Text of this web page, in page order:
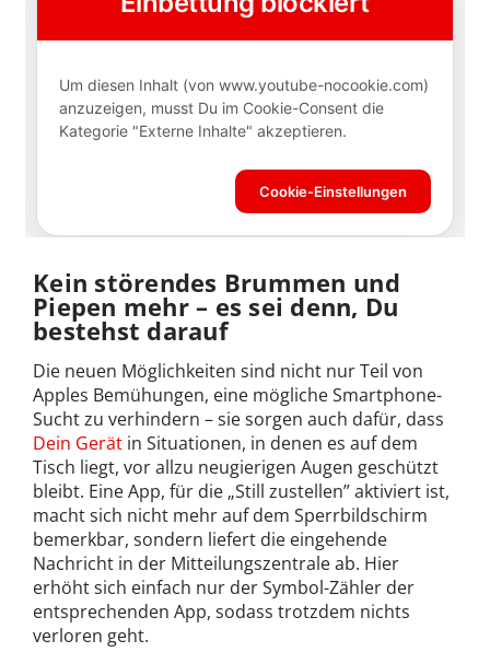
Kein störendes Brummen und
Piepen mehr – es sei denn, Du
bestehst darauf
Die neuen Möglichkeiten sind nicht nur Teil von
Apples Bemühungen, eine mögliche Smartphone-
Sucht zu verhindern – sie sorgen auch dafür, dass
Dein Gerät in Situationen, in denen es auf dem
Tisch liegt, vor allzu neugierigen Augen geschützt
bleibt. Eine App, für die „Still zustellen” aktiviert ist,
macht sich nicht mehr auf dem Sperrbildschirm
bemerkbar, sondern liefert die eingehende
Nachricht in der Mitteilungszentrale ab. Hier
erhöht sich einfach nur der Symbol-Zähler der
entsprechenden App, sodass trotzdem nichts
verloren geht.